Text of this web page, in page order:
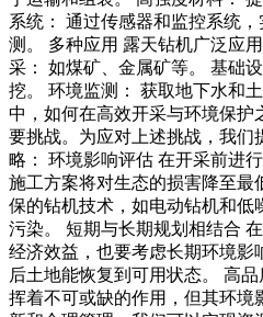
系统： 通过传感器和监控系统
测。 多种应用 露天钻机广泛应
采： 如煤矿、金属矿等。 基础
挖。 环境监测： 获取地下水和
中，如何在高效开采与环境保护
要挑战。为应对上述挑战，我们
略： 环境影响评估 在开采前进
施工方案将对生态的损害降至最
保的钻机技术，如电动钻机和低
污染。 短期与长期规划相结合
经济效益，也要考虑长期环境影
后土地能恢复到可用状态。 高
挥着不可或缺的作用，但其环境